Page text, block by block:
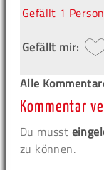
Gefällt 1 Person
Gefällt mir:
Alle
Kommentar
Du musst
zu können.